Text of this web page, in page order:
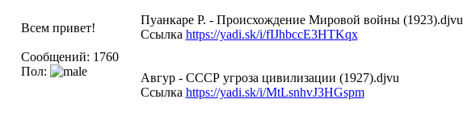
Всем привет!
Сообщений: 1760
Пол:
Пуанкаре Р. - Происхождение Мировой войны (1923).djvu
Ссылка https://yadi.sk/i/fIJhbccE3HTKqx
Авгур - СССР угроза цивилизации (1927).djvu
Ссылка https://yadi.sk/i/MtLsnhvJ3HGspm